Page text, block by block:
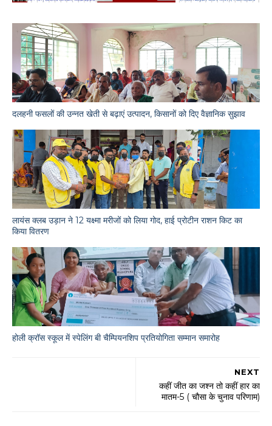
दलहनी फसलों की उन्नत खेती से बढ़ाएं उत्पादन, किसानों को दिए वैज्ञानिक सुझाव
लायंस क्लब उड़ान ने 12 यक्ष्मा मरीजों को लिया गोद, हाई प्रोटीन राशन किट का
किया वितरण
होली क्रॉस स्कूल में स्पेलिंग बी चैम्पियनशिप प्रतियोगिता सम्मान समारोह
NEXT
कहीं जीत का जश्न तो कहीं हार का
मातम-5 ( चौसा के चुनाव परिणाम)